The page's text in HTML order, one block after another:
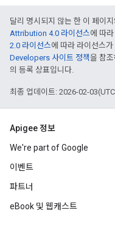
달리 명시되지 않는 한 이 페이
Attribution 4.0 라이선스에 따
2.0 라이선스에 따라 라이선스
Developers 사이트 정책을 참
의 등록 상표입니다.
최종 업데이트: 2026-02-
Apigee 정보
We're part of Google
이벤트
파트너
eBook 및 웹캐스트